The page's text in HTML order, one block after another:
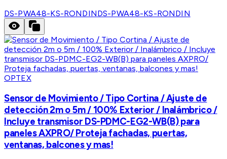
DS-PWA48-KS-RONDINDS-PWA48-KS-RONDIN
OPTEX
Sensor de Movimiento / Tipo Cortina / Ajuste de
detección 2m o 5m / 100% Exterior / Inalámbrico /
Incluye transmisor DS-PDMC-EG2-WB(B) para
paneles AXPRO/ Proteja fachadas, puertas,
ventanas, balcones y mas!